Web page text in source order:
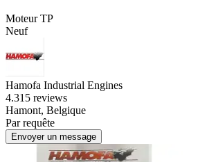
Moteur TP
Neuf
Hamofa Industrial Engines
4.315 reviews
Hamont, Belgique
Par requête
Envoyer un message